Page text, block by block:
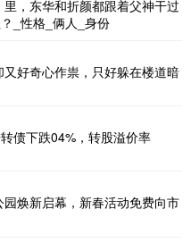
，东华和折颜都跟着父神干过
_性格_俩人_身份
好奇心作祟，只好躲在楼道暗
债下跌04%，转股溢价率
焕新启幕，新春活动免费向市